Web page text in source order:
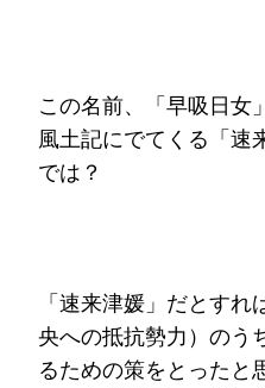
この名前、「早吸日女
風土記にでてくる「速
では？
「速来津媛」だとす
央への抵抗勢力）のう
るための策をとったと